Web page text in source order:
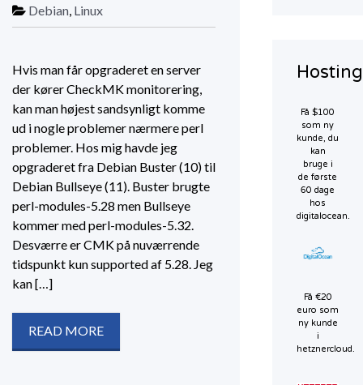
Debian, Linux
Hvis man får opgraderet en server
der kører CheckMK monitorering,
kan man højest sandsynligt komme
ud i nogle problemer nærmere perl
problemer. Hos mig havde jeg
opgraderet fra Debian Buster (10) til
Debian Bullseye (11). Buster brugte
perl-modules-5.28 men Bullseye
kommer med perl-modules-5.32.
Desværre er CMK på nuværrende
tidspunkt kun supported af 5.28. Jeg
kan […]
READ MORE
Få $100
som ny
kunde, du
kan
bruge i
de første
60 dage
hos
digitalocean.
Få €20
euro som
ny kunde
i
hetznercloud.